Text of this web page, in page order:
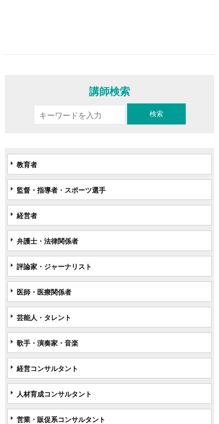
講師検索
教育者
監督・指導者・スポーツ選手
経営者
弁護士・法律関係者
評論家・ジャーナリスト
医師・医療関係者
芸能人・タレント
歌手・演奏家・音楽
経営コンサルタント
人材育成コンサルタント
営業・販促系コンサルタント